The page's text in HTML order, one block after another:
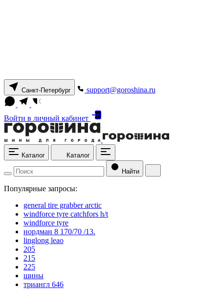
Санкт-Петербург support@goroshina.ru
Войти в личный кабинет
Каталог Каталог
Найти
Популярные запросы:
general tire grabber arctic
windforce tyre catchfors h/t
windforce tyre
нордман 8 170/70 /13.
linglong leao
205
215
225
шины
триангл 646